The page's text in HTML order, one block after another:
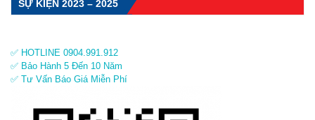
SỰ KIỆN 2023 – 2025
✅ HOTLINE 0904.991.912
✅ Bảo Hành 5 Đến 10 Năm
✅ Tư Vấn Báo Giá Miễn Phí